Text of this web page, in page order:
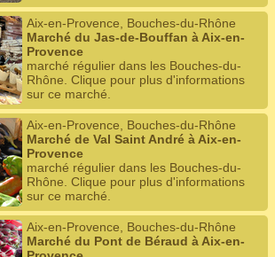
Aix-en-Provence, Bouches-du-Rhône
Marché du Jas-de-Bouffan à Aix-en-
Provence
marché régulier dans les Bouches-du-
Rhône. Clique pour plus d'informations
sur ce marché.
Aix-en-Provence, Bouches-du-Rhône
Marché de Val Saint André à Aix-en-
Provence
marché régulier dans les Bouches-du-
Rhône. Clique pour plus d'informations
sur ce marché.
Aix-en-Provence, Bouches-du-Rhône
Marché du Pont de Béraud à Aix-en-